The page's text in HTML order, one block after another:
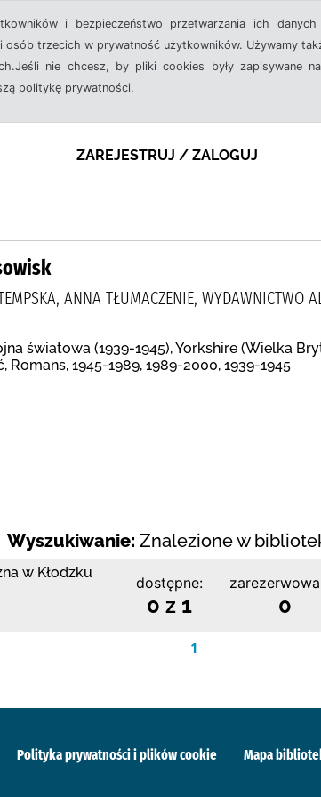
i bezpieczeństwo przetwarzania ich
osób trzecich w prywatność użytkowników. Używamy
nie chcesz, by pliki cookies były zapisywane
politykę prywatności.
ZAREJESTRUJ / ZALOGUJ
ANNA TŁUMACZENIE, WYDAWNICTWO
światowa (1939-1945), Yorkshire (Wielka
Romans, 1945-1989, 1989-2000, 1939-1945
Wyszukiwanie: Znalezione w
w Kłodzku
dostępne:
0 z 1 0
1
Polityka prywatności i plików cookie Mapa